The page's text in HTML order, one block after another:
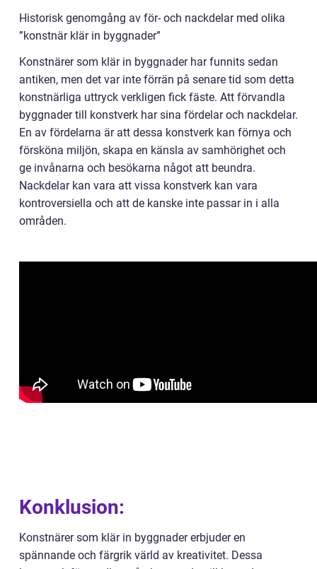
Historisk genomgång av för- och nackdelar med olika
”konstnär klär in byggnader”
Konstnärer som klär in byggnader har funnits sedan
antiken, men det var inte förrän på senare tid som detta
konstnärliga uttryck verkligen fick fäste. Att förvandla
byggnader till konstverk har sina fördelar och nackdelar.
En av fördelarna är att dessa konstverk kan förnya och
försköna miljön, skapa en känsla av samhörighet och
ge invånarna och besökarna något att beundra.
Nackdelar kan vara att vissa konstverk kan vara
kontroversiella och att de kanske inte passar in i alla
områden.
Konklusion:
Konstnärer som klär in byggnader erbjuder en
spännande och färgrik värld av kreativitet. Dessa